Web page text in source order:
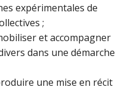
expérimentales de
;
et accompagner
dans une démarche
une mise en récit